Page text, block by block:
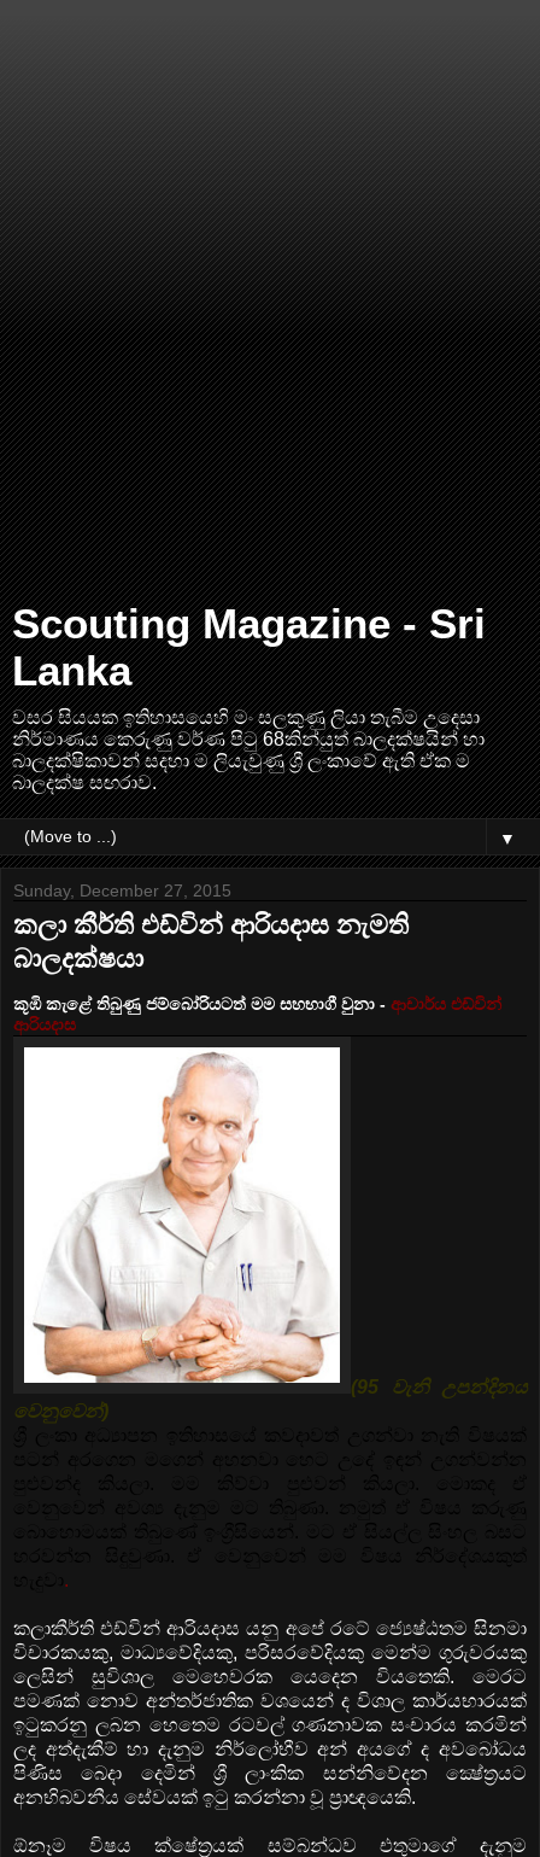
Scouting Magazine - Sri
Lanka
වසර සියයක ඉතිහාසයෙහි මං සලකුණු ලියා තැබීම උදෙසා
නිර්මාණය කෙරුණු වර්ණ පිටු 68කින්යුත් බාලදක්ෂයින් හා
බාලදක්ෂිකාවන් සදහා ම ලියැවුණු ශ්‍රී ලංකාවේ ඇති ඒක ම
බාලදක්ෂ සඟරාව.
▼
Sunday, December 27, 2015
කලා කීර්ති එඩ්වින් ආරියදාස නැමති
බාලදක්ෂයා
කූඹි කැළේ තිබුණු ජම්බෝරියටත් මම සහභාගී වුනා - ආචාර්ය එඩ්වින්
ආරියදාස
(95 වැනි උපන්දිනය
වෙනුවෙන්)
.
කලාකීර්ති එඩ්වින් ආරියදාස යනු අපේ රටේ ජ්‍යෙෂ්ඨතම සිනමා
විචාරකයකු, මාධ්‍යවේදියකු, පරිසරවේදියකු මෙන්ම ගුරුවරයකු
ලෙසින් සුවිශාල මෙහෙවරක යෙදෙන වියතෙකි. මෙරට
පමණක් නොව අන්තර්ජාතික වශයෙන් ද විශාල කාර්යභාරයක්‌
ඉටුකරනු ලබන හෙතෙම රටවල් ගණනාවක සංචාරය කරමින්
ලද අත්දැකීම් හා දැනුම නිර්ලෝභීව අන් අයගේ ද අවබෝධය
පිණිස බෙදා දෙමින් ශ්‍රී ලාංකික සන්නිවේදන ක්‍ෂේත්‍රයට
අනභිබවනීය සේවයක් ඉටු කරන්නා වූ ප්‍රාඥයෙකි.
ඕනෑම විෂය ක්ෂේත්‍රයක් සම්බන්ධව එතුමාගේ දැනුම